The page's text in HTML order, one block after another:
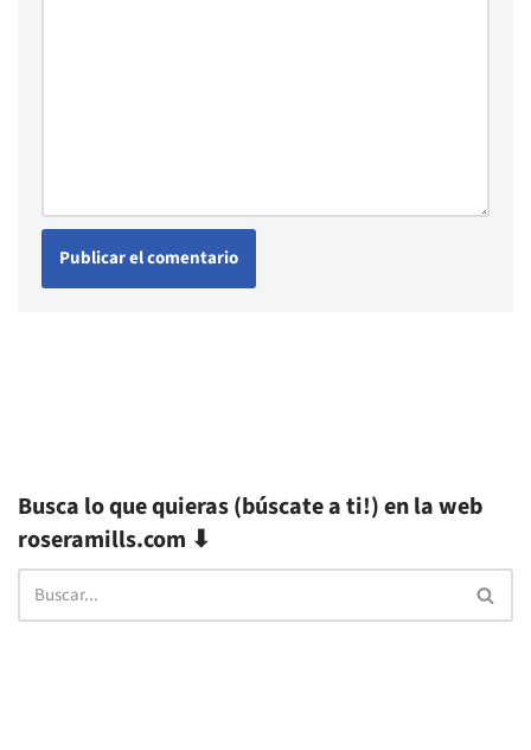
Busca lo que quieras (búscate a ti!) en la web
roseramills.com ⬇